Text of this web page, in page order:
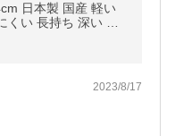
日本製 国産 軽い
い 長持ち 深い ふ
hokua 送料無料
2023/8/17